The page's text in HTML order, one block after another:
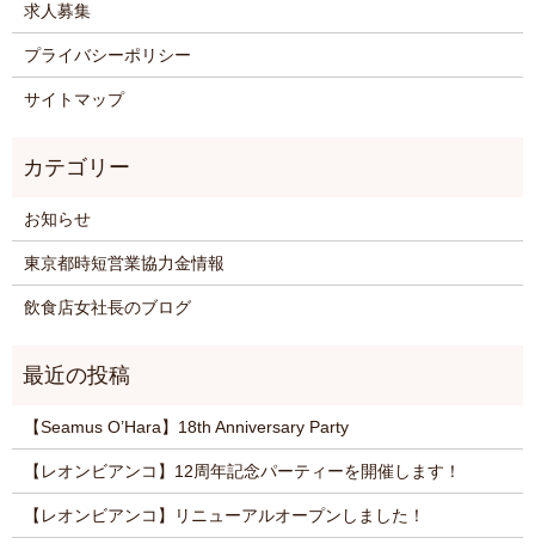
求人募集
プライバシーポリシー
サイトマップ
お知らせ
東京都時短営業協力金情報
飲食店女社長のブログ
【Seamus O’Hara】18th Anniversary Party
【レオンビアンコ】12周年記念パーティーを開催します！
【レオンビアンコ】リニューアルオープンしました！